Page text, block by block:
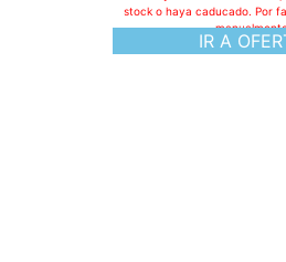
IR A
stock o haya caducado. Por